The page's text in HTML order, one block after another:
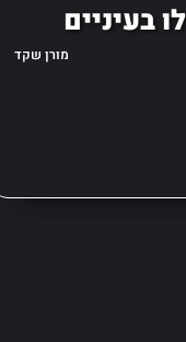
בעיניים
מורן שקד